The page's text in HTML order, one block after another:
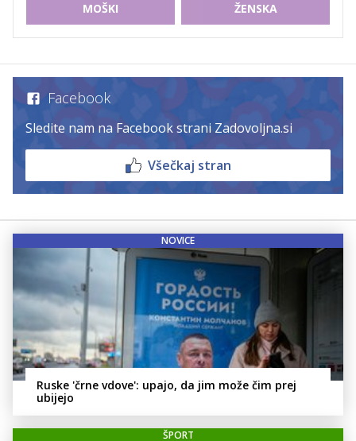
MOŠKI ŽENSKA
Facebook
Sledite nam na Facebook strani Zadovoljna.si
Všečkaj stran
NOVICE
Ruske 'črne vdove': upajo, da jim može čim prej
ubijejo
ŠPORT